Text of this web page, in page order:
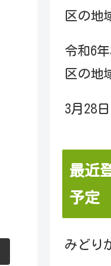
区の地
令和6
区の地
3月28
最近
予定
みどり